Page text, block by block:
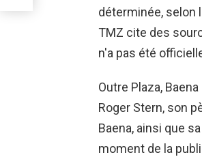
déterminée, selon
TMZ cite des
n'a pas été
Outre Plaza,
Roger Stern, son
Baena, ainsi que
moment de la